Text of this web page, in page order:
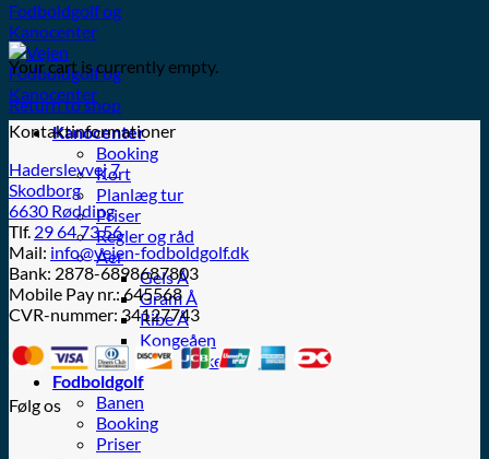
Kanocenter
Booking
Kort
Planlæg tur
Priser
Regler og råd
Åer
Gels Å
Gram Å
Ribe Å
Kongeåen
Fiskeri
Fodboldgolf
Banen
Booking
Priser
Your cart is currently empty.
Return to shop
Kontaktinformationer
Haderslevvej 7
Skodborg
6630 Rødding
Tlf. 29 64 73 56
Mail: info@vejen-fodboldgolf.dk
Bank: 2878-6898687803
Mobile Pay nr.: 645568
CVR-nummer: 34127743
Følg os